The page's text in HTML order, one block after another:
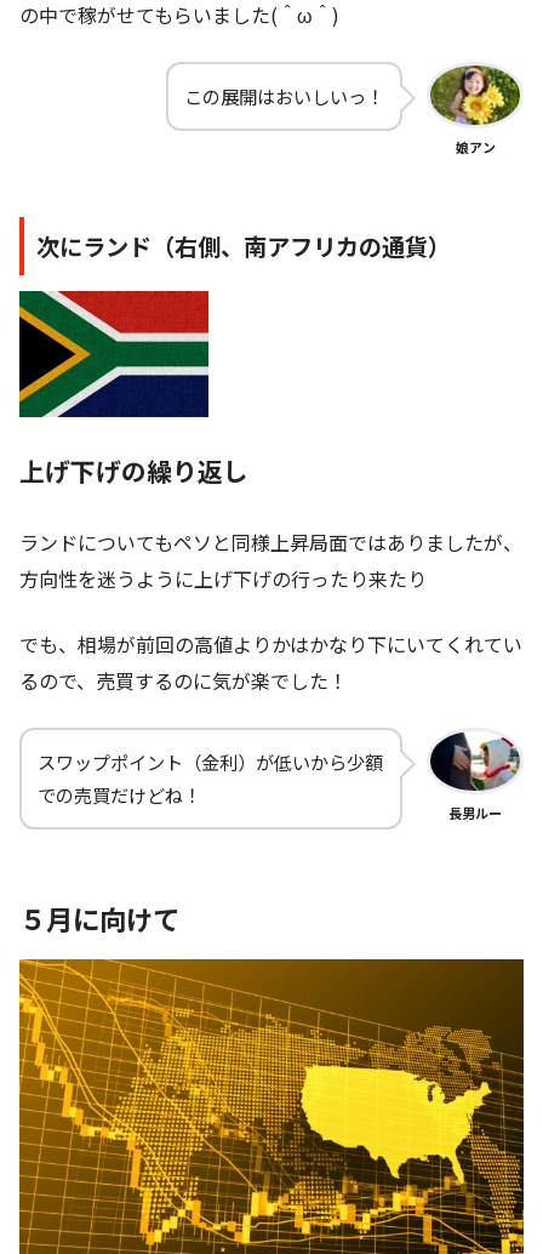
の中で稼がせてもらいました(＾ω＾)
この展開はおいしいっ！
娘アン
次にランド（右側、南アフリカの通貨）
上げ下げの繰り返し
ランドについてもペソと同様上昇局面ではありましたが、
方向性を迷うように上げ下げの行ったり来たり
でも、相場が前回の高値よりかはかなり下にいてくれてい
るので、売買するのに気が楽でした！
スワップポイント（金利）が低いから少額
での売買だけどね！
長男ルー
５月に向けて